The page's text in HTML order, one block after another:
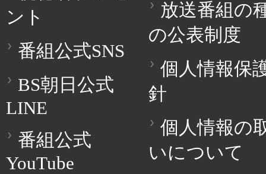
ント
番組公式SNS
BS朝日公式
LINE
番組公式
YouTube
放送番組の
の公表制度
個人情報保
針
個人情報の
いについて